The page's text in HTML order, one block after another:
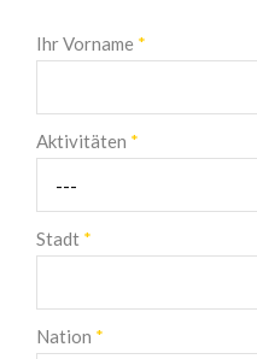
Ihr Vorname *
Aktivitäten *
Stadt *
Nation *